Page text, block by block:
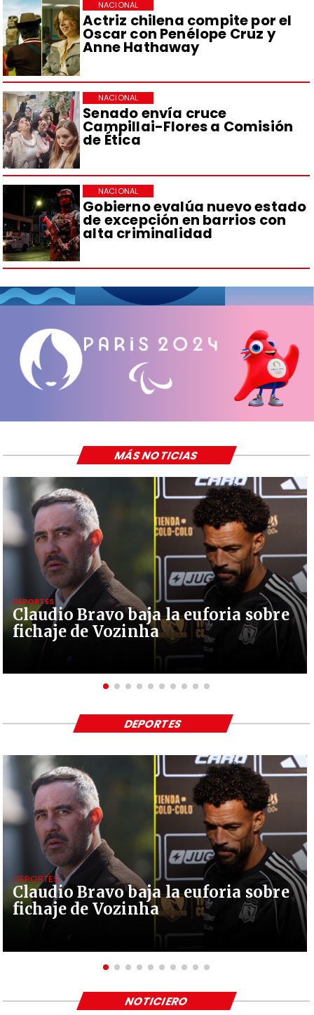
Actriz chilena compite por el
Oscar con Penélope Cruz y
Anne Hathaway
NACIONAL
Senado envía cruce
Campillai-Flores a Comisión
de Ética
NACIONAL
Gobierno evalúa nuevo estado
de excepción en barrios con
alta criminalidad
NACIONAL
Claudio Bravo baja la euforia sobre
fichaje de Vozinha
DEPORTES
MÁS NOTICIAS
Claudio Bravo baja la euforia sobre
fichaje de Vozinha
DEPORTES
DEPORTES
NOTICIERO